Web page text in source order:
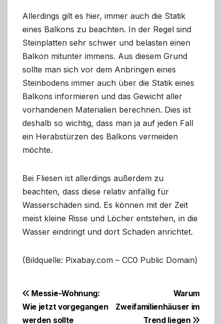
Allerdings gilt es hier, immer auch die Statik
eines Balkons zu beachten. In der Regel sind
Steinplatten sehr schwer und belasten einen
Balkon mitunter immens. Aus diesem Grund
sollte man sich vor dem Anbringen eines
Steinbodens immer auch über die Statik eines
Balkons informieren und das Gewicht aller
vorhandenen Materialien berechnen. Dies ist
deshalb so wichtig, dass man ja auf jeden Fall
ein Herabstürzen des Balkons vermeiden
möchte.
Bei Fliesen ist allerdings außerdem zu
beachten, dass diese relativ anfällig für
Wasserschäden sind. Es können mit der Zeit
meist kleine Risse und Löcher entstehen, in die
Wasser eindringt und dort Schaden anrichtet.
(Bildquelle: Pixabay.com – CC0 Public Domain)
Beitragsnavigation
Warum
Zweifamilienhäuser im
Trend liegen
Messie-Wohnung:
Wie jetzt vorgegangen
werden sollte